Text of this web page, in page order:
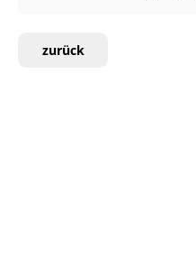
zurück